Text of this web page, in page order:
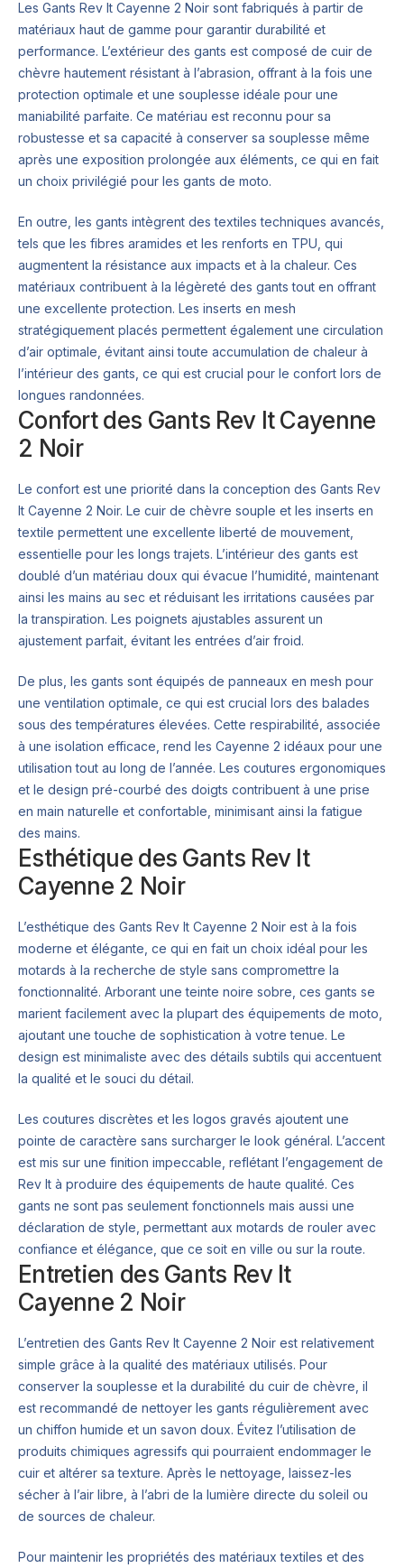
Les Gants Rev It Cayenne 2 Noir sont fabriqués à partir de
matériaux haut de gamme pour garantir durabilité et
performance. L’extérieur des gants est composé de cuir de
chèvre hautement résistant à l’abrasion, offrant à la fois une
protection optimale et une souplesse idéale pour une
maniabilité parfaite. Ce matériau est reconnu pour sa
robustesse et sa capacité à conserver sa souplesse même
après une exposition prolongée aux éléments, ce qui en fait
un choix privilégié pour les gants de moto.
En outre, les gants intègrent des textiles techniques avancés,
tels que les fibres aramides et les renforts en TPU, qui
augmentent la résistance aux impacts et à la chaleur. Ces
matériaux contribuent à la légèreté des gants tout en offrant
une excellente protection. Les inserts en mesh
stratégiquement placés permettent également une circulation
d’air optimale, évitant ainsi toute accumulation de chaleur à
l’intérieur des gants, ce qui est crucial pour le confort lors de
longues randonnées.
Confort des Gants Rev It Cayenne
2 Noir
Le confort est une priorité dans la conception des Gants Rev
It Cayenne 2 Noir. Le cuir de chèvre souple et les inserts en
textile permettent une excellente liberté de mouvement,
essentielle pour les longs trajets. L’intérieur des gants est
doublé d’un matériau doux qui évacue l’humidité, maintenant
ainsi les mains au sec et réduisant les irritations causées par
la transpiration. Les poignets ajustables assurent un
ajustement parfait, évitant les entrées d’air froid.
De plus, les gants sont équipés de panneaux en mesh pour
une ventilation optimale, ce qui est crucial lors des balades
sous des températures élevées. Cette respirabilité, associée
à une isolation efficace, rend les Cayenne 2 idéaux pour une
utilisation tout au long de l’année. Les coutures ergonomiques
et le design pré-courbé des doigts contribuent à une prise
en main naturelle et confortable, minimisant ainsi la fatigue
des mains.
Esthétique des Gants Rev It
Cayenne 2 Noir
L’esthétique des Gants Rev It Cayenne 2 Noir est à la fois
moderne et élégante, ce qui en fait un choix idéal pour les
motards à la recherche de style sans compromettre la
fonctionnalité. Arborant une teinte noire sobre, ces gants se
marient facilement avec la plupart des équipements de moto,
ajoutant une touche de sophistication à votre tenue. Le
design est minimaliste avec des détails subtils qui accentuent
la qualité et le souci du détail.
Les coutures discrètes et les logos gravés ajoutent une
pointe de caractère sans surcharger le look général. L’accent
est mis sur une finition impeccable, reflétant l’engagement de
Rev It à produire des équipements de haute qualité. Ces
gants ne sont pas seulement fonctionnels mais aussi une
déclaration de style, permettant aux motards de rouler avec
confiance et élégance, que ce soit en ville ou sur la route.
Entretien des Gants Rev It
Cayenne 2 Noir
L’entretien des Gants Rev It Cayenne 2 Noir est relativement
simple grâce à la qualité des matériaux utilisés. Pour
conserver la souplesse et la durabilité du cuir de chèvre, il
est recommandé de nettoyer les gants régulièrement avec
un chiffon humide et un savon doux. Évitez l’utilisation de
produits chimiques agressifs qui pourraient endommager le
cuir et altérer sa texture. Après le nettoyage, laissez-les
sécher à l’air libre, à l’abri de la lumière directe du soleil ou
de sources de chaleur.
Pour maintenir les propriétés des matériaux textiles et des